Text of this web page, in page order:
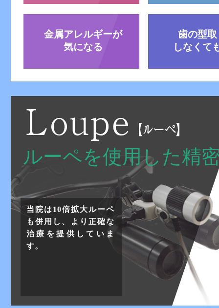
金属アレルギーが
気になる
歯の型
しなくて
ルーペを使用した精
当院は10倍拡大ルーペ
も併用し、より正確な
治療を提供していま
す。